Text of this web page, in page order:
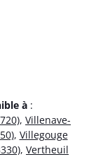
à :
, Villenave-
, Villegouge
, Vertheuil